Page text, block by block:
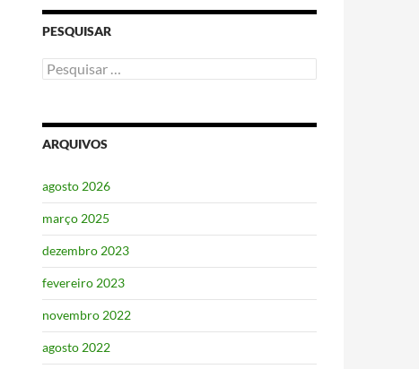
PESQUISAR
Pesquisar
por:
ARQUIVOS
agosto 2026
março 2025
dezembro 2023
fevereiro 2023
novembro 2022
agosto 2022